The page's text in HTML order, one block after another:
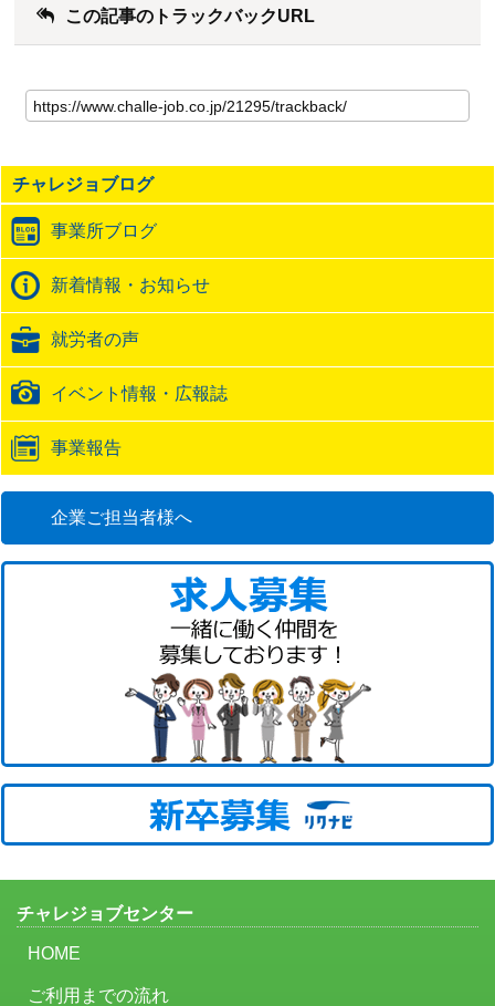
この記事のトラックバックURL
の
記
の
ト
ッ
ク
バ
ッ
URL
チャレジョブログ
事業所ブログ
新着情報・お知らせ
就労者の声
イベント情報・広報誌
事業報告
企業ご担当者様へ
チャレジョブセンター
HOME
ご利用までの流れ